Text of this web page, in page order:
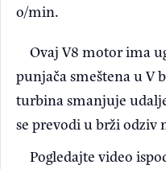
o/min.
Ovaj V8 motor ima
punjača smeštena u V
turbina smanjuje
se prevodi u brži odziv
Pogledajte video